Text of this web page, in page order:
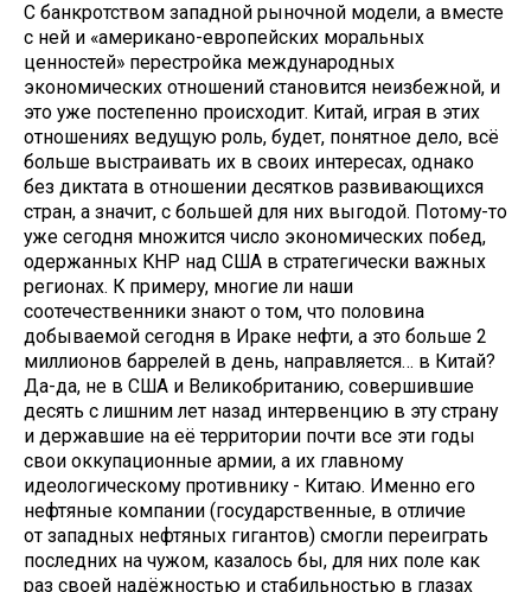
С банкротством западной рыночной модели, а вместе
с ней и «американо-европейских моральных
ценностей» перестройка международных
экономических отношений становится неизбежной, и
это уже постепенно происходит. Китай, играя в этих
отношениях ведущую роль, будет, понятное дело, всё
больше выстраивать их в своих интересах, однако
без диктата в отношении десятков развивающихся
стран, а значит, с большей для них выгодой. Потому-то
уже сегодня множится число экономических побед,
одержанных КНР над США в стратегически важных
регионах. К примеру, многие ли наши
соотечественники знают о том, что половина
добываемой сегодня в Ираке нефти, а это больше 2
миллионов баррелей в день, направляется… в Китай?
Да-да, не в США и Великобританию, совершившие
десять с лишним лет назад интервенцию в эту страну
и державшие на её территории почти все эти годы
свои оккупационные армии, а их главному
идеологическому противнику - Китаю. Именно его
нефтяные компании (государственные, в отличие
от западных нефтяных гигантов) смогли переиграть
последних на чужом, казалось бы, для них поле как
раз своей надёжностью и стабильностью в глазах